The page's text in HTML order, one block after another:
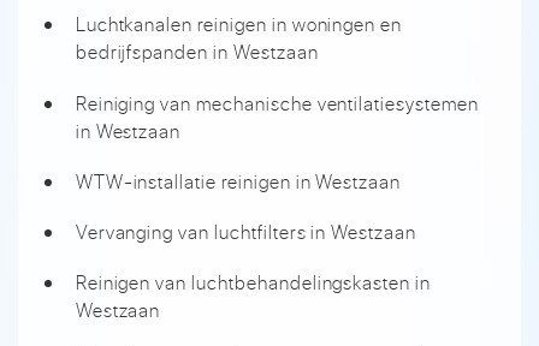
Luchtkanalen reinigen in woningen en
bedrijfspanden in Westzaan
Reiniging van mechanische ventilatiesystemen
in Westzaan
WTW-installatie reinigen in Westzaan
Vervanging van luchtfilters in Westzaan
Reinigen van luchtbehandelingskasten in
Westzaan